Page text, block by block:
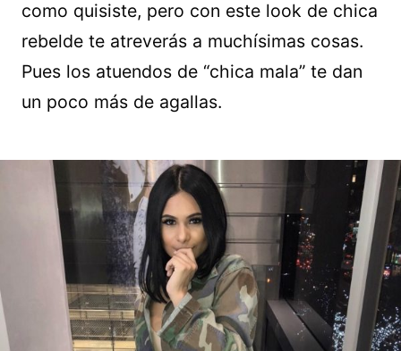
como quisiste, pero con este look de chica
rebelde te atreverás a muchísimas cosas.
Pues los atuendos de “chica mala” te dan
un poco más de agallas.